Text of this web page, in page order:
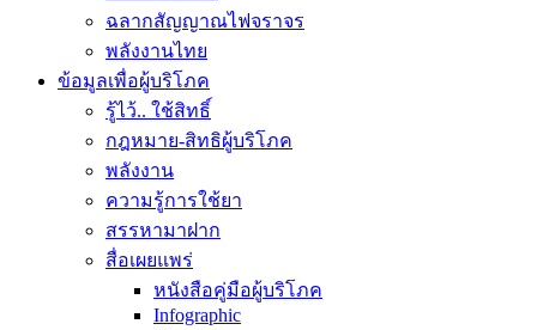
ฉลากสัญญาณไฟจราจร
พลังงานไทย
ข้อมูลเพื่อผู้บริโภค
รู้ไว้.. ใช้สิทธิ์
กฎหมาย-สิทธิผู้บริโภค
พลังงาน
ความรู้การใช้ยา
สรรหามาฝาก
สื่อเผยแพร่
หนังสือคู่มือผู้บริโภค
Infographic